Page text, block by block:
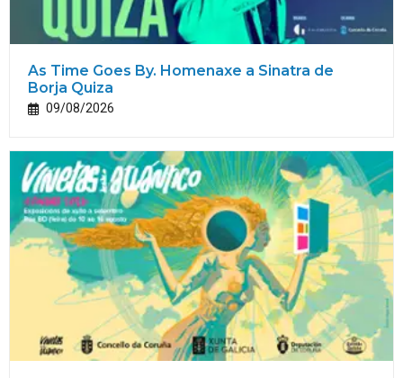
As Time Goes By. Homenaxe a Sinatra de
Borja Quiza
09/08/2026